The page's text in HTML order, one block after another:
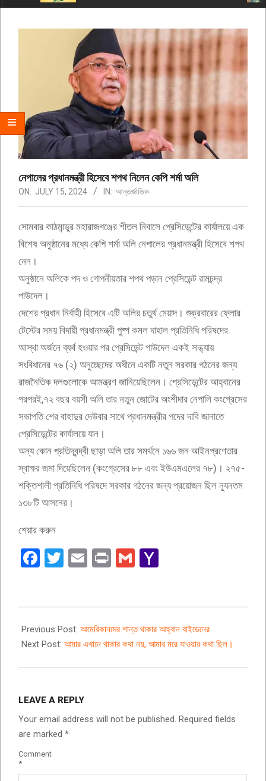
নেপালের প্রধানমন্ত্রী হিসেবে শপথ নিলেন কেপি শর্মা অলি
ON: JULY 15, 2024 IN: আন্তর্জাতিক
সোমবার কাঠমান্ডুর মহারাজগঞ্জের শীতল নিবাসে প্রেসিডেন্টের কার্যালয়ে এক
বিশেষ অনুষ্ঠানের মধ্যে কেপি শর্মা অলি নেপালের প্রধানমন্ত্রী হিসেবে শপথ
নেন।
অনুষ্ঠানে অলিকে পদ ও গোপনীয়তার শপথ পড়ান প্রেসিডেন্ট রামচন্দ্র
পাউদেল।
দেশের প্রধান নির্বাহী হিসেবে এটি অলির চতুর্থ মেয়াদ। শুক্রবারের ফ্লোর
টেস্টের সময় বিদায়ী প্রধানমন্ত্রী পুষ্প কমল দাহাল প্রতিনিধি পরিষদের
আস্থা অর্জনে ব্যর্থ হওয়ার পর প্রেসিডেন্ট পাউদেল একই সন্ধ্যায়
সংবিধানের ৭৬ (২) অনুচ্ছেদের অধীনে একটি নতুন সরকার গঠনের জন্য
রাজনৈতিক দলগুলোকে আমন্ত্রণ জানিয়েছিলেন। প্রেসিডেন্টের আহ্বানের
পরপরই,৭২ বছর বয়সী অলি তার নতুন জোটের অংশীদার নেপালি কংগ্রেসের
সভাপতি শের বাহাদুর দেউবার সাথে প্রধানমন্ত্রীর পদের দাবি জানাতে
প্রেসিডেন্টের কার্যালয়ে যান।
অন্য কোন প্রতিদ্বন্দ্বী ছাড়া অলি তার সমর্থনে ১৬৬ জন আইনপ্রণেতার
স্বাক্ষর জমা দিয়েছিলেন (কংগ্রেসের ৮৮ এবং ইউএমএলের ৭৮)। ২৭৫-
শক্তিশালী প্রতিনিধি পরিষদে সরকার গঠনের জন্য প্রয়োজন ছিল ন্যূনতম
১৩৮টি আসনের।
শেয়ার করুন
Facebook
Twitter
EmailPrintGmail
07-
15
Previous Post: আমেরিকানদের শান্ত থাকার আহ্বান বাইডেনের
Next Post: আমার এখানে থাকার কথা নয়, আমার মরে যাওয়ার কথা ছিল।
LEAVE A REPLY
Your email address will not be published. Required fields
are marked *
Comment
*